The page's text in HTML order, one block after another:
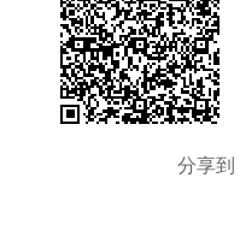
分享到